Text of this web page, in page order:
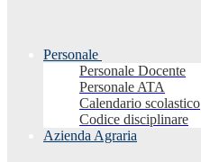
Personale
Personale Docente
Personale ATA
Calendario scolastico
Codice disciplinare
Azienda Agraria